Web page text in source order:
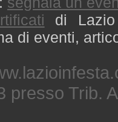
di
di eventi,
presso Trib.